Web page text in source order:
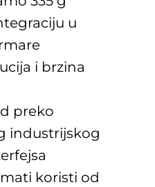
u
i brzina
preko
industrijskog
koristi od